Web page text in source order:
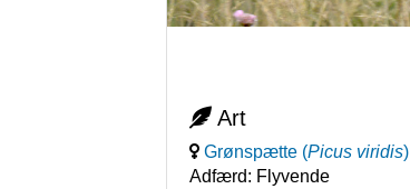
Art
Grønspætte (Picus viridis)
Adfærd: Flyvende